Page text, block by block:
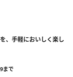
、手軽においしく楽し
まで